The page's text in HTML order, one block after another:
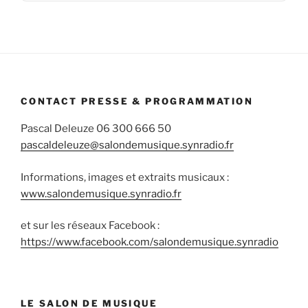
CONTACT PRESSE & PROGRAMMATION
Pascal Deleuze 06 300 666 50
pascaldeleuze@salondemusique.synradio.fr
Informations, images et extraits musicaux :
www.salondemusique.synradio.fr
et sur les réseaux Facebook :
https://www.facebook.com/salondemusique.synradio
LE SALON DE MUSIQUE